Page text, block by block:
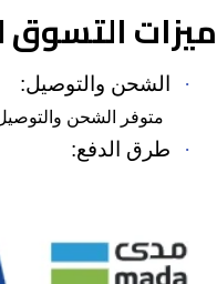
ميزات
· الشحن والتوصيل:
متوفر الشحن
· طرق الدفع: